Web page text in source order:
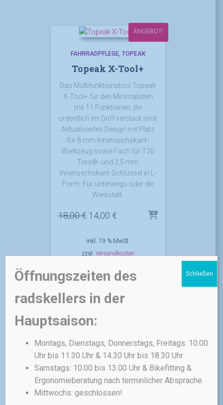
ANGEBOT!
FAHRRADPFLEGE TOPEAK
Topeak X-Tool+
Das Multifunktionstool Topeak
X-Tool+ für den Minimalisten
mit 11 Funktionen, die
ordentlich im Griff verstaut sind.
Aktualisiertes Design mit Platz
für 8 mm Innensechskant-
Werkzeug sowie Fach für T20
Torx®- und 2,5 mm
Innensechskant-Schlüssel in L-
Form. Für unterwegs oder die
Werkstatt.
18,00€ Ursprünglicher
war:
18,00 €
14,00 €Aktueller
14,00 €.
inkl. 19 % MwSt.
zzgl. Versandkosten
Topeak Mini 18+
Das leichteste Mini-Tool mit 20
Funktionen, verpackt in einem
kompakten und robusten
Gehäuse sowie einer
Öffnungszeiten des
radskellers in der
Hauptsaison:
Montags, Dienstags, Donnerstags, Freitags: 10.00
Uhr bis 11.30 Uhr & 14.30 Uhr bis 18.30 Uhr
Samstags: 10.00 bis 13.00 Uhr & Bikefitting &
Ergonomieberatung nach terminlicher Absprache
Mittwochs: geschlossen!
Schließen